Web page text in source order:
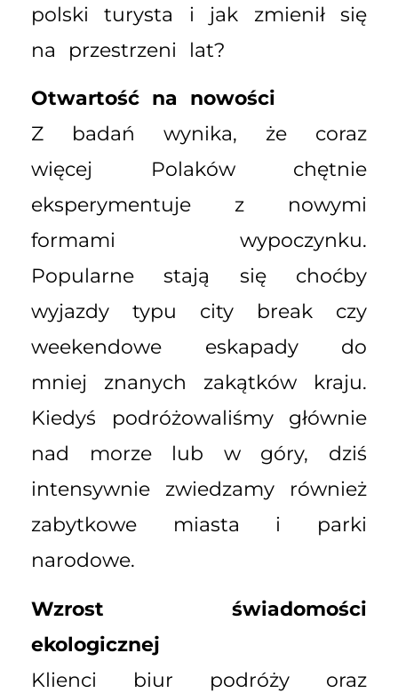
polski turysta i jak zmienił się
na przestrzeni lat?
Otwartość na nowości
Z badań wynika, że coraz
więcej Polaków chętnie
eksperymentuje z nowymi
formami wypoczynku.
Popularne stają się choćby
wyjazdy typu city break czy
weekendowe eskapady do
mniej znanych zakątków kraju.
Kiedyś podróżowaliśmy głównie
nad morze lub w góry, dziś
intensywnie zwiedzamy również
zabytkowe miasta i parki
narodowe.
Wzrost świadomości
ekologicznej
Klienci biur podróży oraz